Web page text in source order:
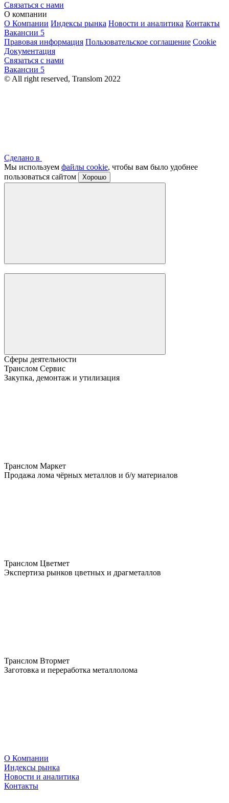
Связаться с нами
О компании
О Компании Индексы рынка Новости и аналитика Контакты
Вакансии 5
Правовая информация Пользовательское соглашение Cookie
Документация
Связаться с нами
Вакансии 5
© All right reserved, Translom 2022
Сделано в
Мы используем файлы cookie, чтобы вам было удобнее
пользоваться сайтом
Хорошо
Сферы деятельности
Транслом Сервис
Закупка, демонтаж и утилизация
Транслом Маркет
Продажа лома чёрных металлов и б/у материалов
Транслом Цветмет
Экспертиза рынков цветных и драгметаллов
Транслом Втормет
Заготовка и переработка металлолома
О Компании
Индексы рынка
Новости и аналитика
Контакты